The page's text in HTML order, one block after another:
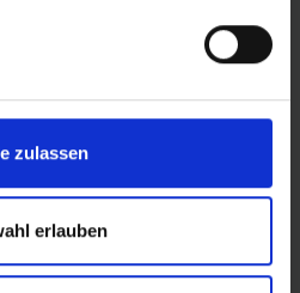
zulassen
erlauben
Speed Sensor
setzt der Schwalbe
Maßstäbe in Stabilität, Leistung